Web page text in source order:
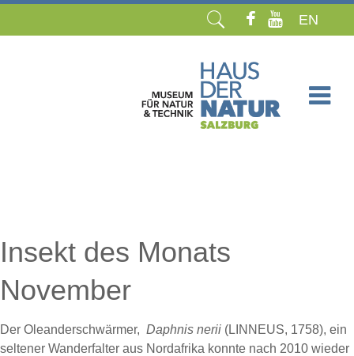
EN
Insekt des Monats
November
Der Oleanderschwärmer, Daphnis nerii (LINNEUS, 1758), ein
seltener Wanderfalter aus Nordafrika konnte nach 2010 wieder